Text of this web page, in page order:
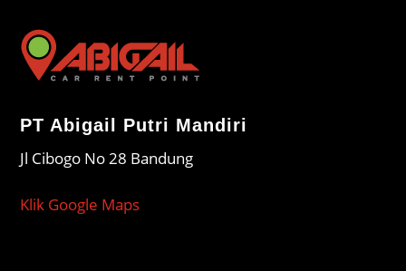
PT Abigail Putri Mandiri
Jl Cibogo No 28 Bandung
Klik Google Maps